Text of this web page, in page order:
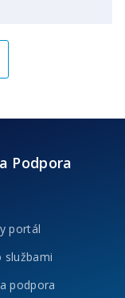
Podpora
portál
službami
podpora